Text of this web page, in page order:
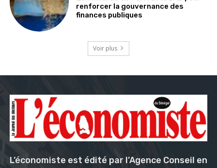
renforcer la gouvernance des
finances publiques
Voir plus
L’économiste est édité par l’Agence Conseil en